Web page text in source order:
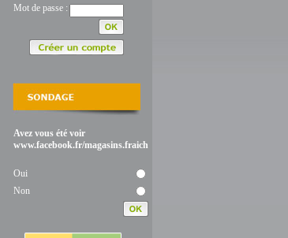
Mot de passe :
Avez vous été voir
www.facebook.fr/magasins.fraich
Oui
Non